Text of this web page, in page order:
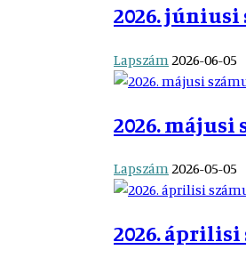
2026.
Lapszám 2026-06-05
2026.
Lapszám2026-05-05
2026.